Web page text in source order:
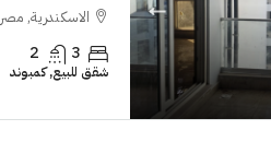
الاسكندرية, مصر
3
2
شقق للبيع, كمبوند